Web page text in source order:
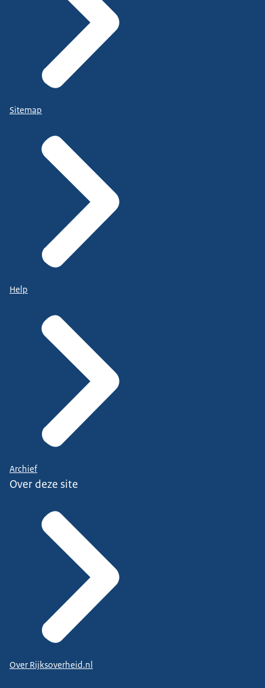
Sitemap
Help
Archief
Over deze site
Over Rijksoverheid.nl